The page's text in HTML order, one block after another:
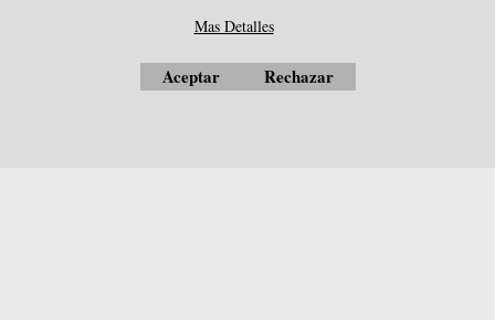
--------------------------------------------------
Mas Detalles
Aceptar Rechazar